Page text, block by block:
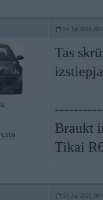
24. Jan 2020,
Tas
Braukt
Tikai
24. Jan 2020,